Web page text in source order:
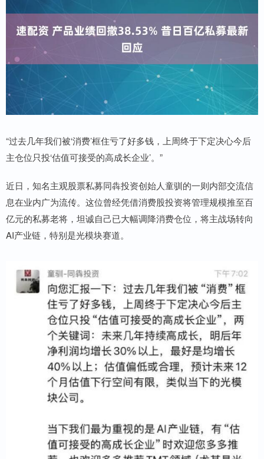
“过去几年我们被‘消费’框住亏了好多钱，上周终于下定决心今后
主仓位只投‘估值可接受的高成长企业’。”
近日，知名主观股票私募同犇投资创始人童驯的一则内部交流信
息在业内广为流传。这位曾经凭借消费股投资将管理规模推至百
亿元的私募老将，坦诚自己已大幅调降消费仓位，将主战场转向
AI产业链，特别是光模块赛道。